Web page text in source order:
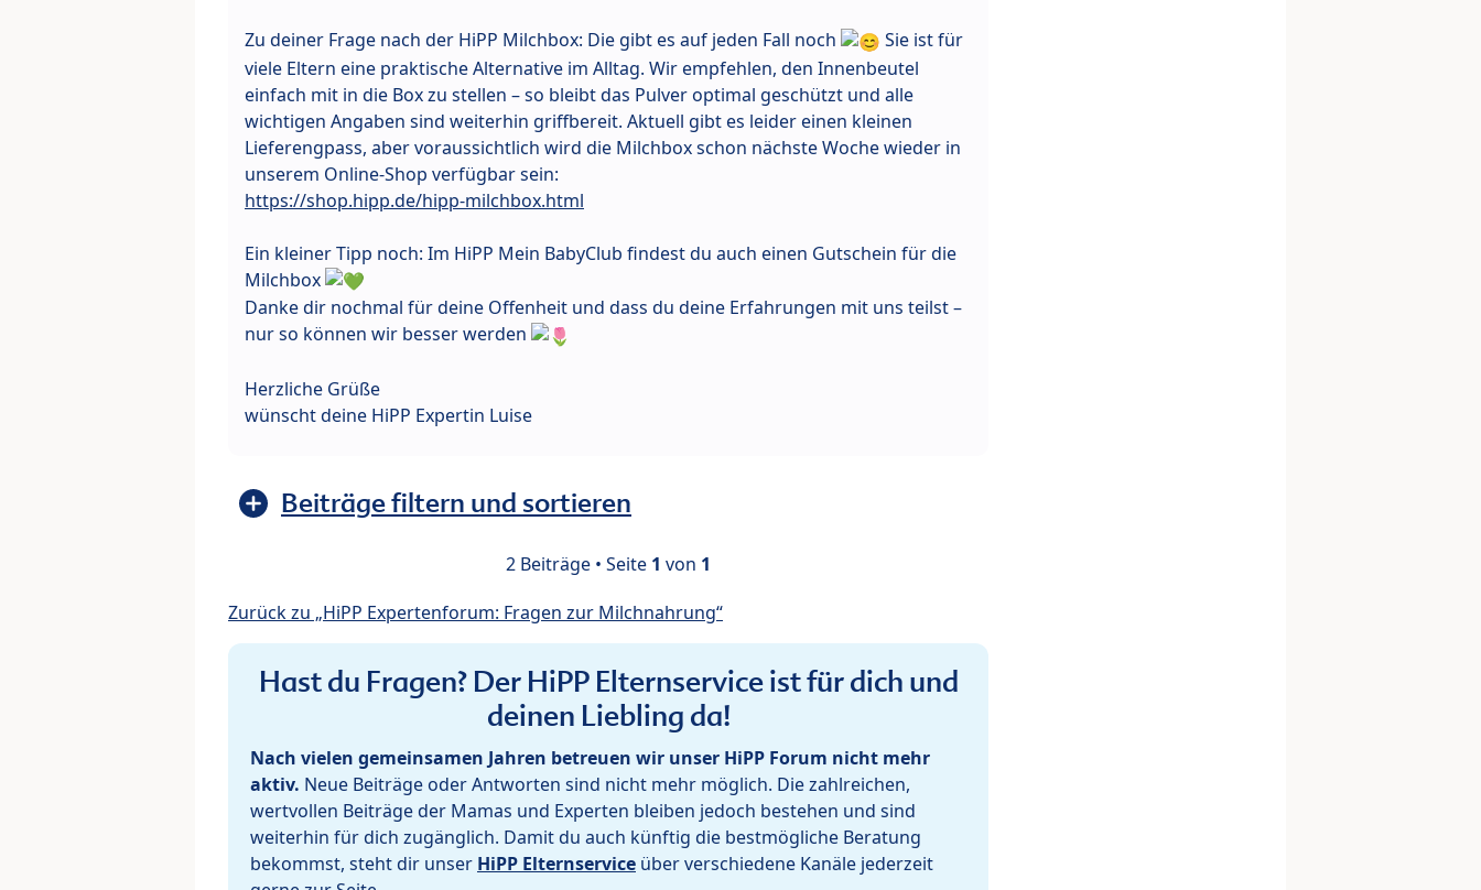
Zu deiner Frage nach der HiPP Milchbox: Die gibt es auf jeden Fall noch
Sie ist für
viele Eltern eine praktische Alternative im Alltag. Wir empfehlen, den Innenbeutel
einfach mit in die Box zu stellen – so bleibt das Pulver optimal geschützt und alle
wichtigen Angaben sind weiterhin griffbereit. Aktuell gibt es leider einen kleinen
Lieferengpass, aber voraussichtlich wird die Milchbox schon nächste Woche wieder in
unserem Online-Shop verfügbar sein:
https://shop.hipp.de/hipp-milchbox.html
Ein kleiner Tipp noch: Im HiPP Mein BabyClub findest du auch einen Gutschein für die
Milchbox
Danke dir nochmal für deine Offenheit und dass du deine Erfahrungen mit uns teilst –
nur so können wir besser werden
Herzliche Grüße
wünscht deine HiPP Expertin Luise
Beiträge filtern und sortieren
2 Beiträge • Seite 1 von 1
Zurück zu „HiPP Expertenforum: Fragen zur Milchnahrung“
Hast du Fragen? Der HiPP Elternservice ist für dich und
deinen Liebling da!
Nach vielen gemeinsamen Jahren betreuen wir unser HiPP Forum nicht mehr
aktiv. Neue Beiträge oder Antworten sind nicht mehr möglich. Die zahlreichen,
wertvollen Beiträge der Mamas und Experten bleiben jedoch bestehen und sind
weiterhin für dich zugänglich. Damit du auch künftig die bestmögliche Beratung
bekommst, steht dir unser HiPP Elternservice über verschiedene Kanäle jederzeit